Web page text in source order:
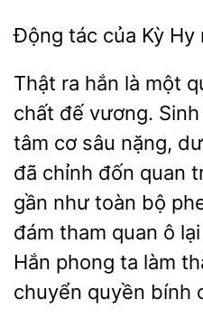
Động tác của Hy
Thật ra
một
chất đế vương.
tâm cơ sâu nặng,
đã chỉnh đốn quan
gần như toàn bộ
đám tham quan ô
Hắn phong ta làm
chuyển quyền bính